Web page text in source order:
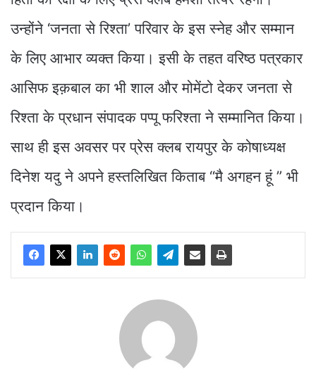
उन्होंने ‘जनता से रिश्ता’ परिवार के इस स्नेह और सम्मान
के लिए आभार व्यक्त किया। इसी के तहत वरिष्ठ पत्रकार
आसिफ इक़बाल का भी शाल और मोमेंटो देकर जनता से
रिश्ता के प्रधान संपादक पप्पू फरिश्ता ने सम्मानित किया।
साथ ही इस अवसर पर प्रेस क्लब रायपुर के कोषाध्यक्ष
दिनेश यदु ने अपने हस्तलिखित किताब “मै अगहन हूं ” भी
प्रदान किया।